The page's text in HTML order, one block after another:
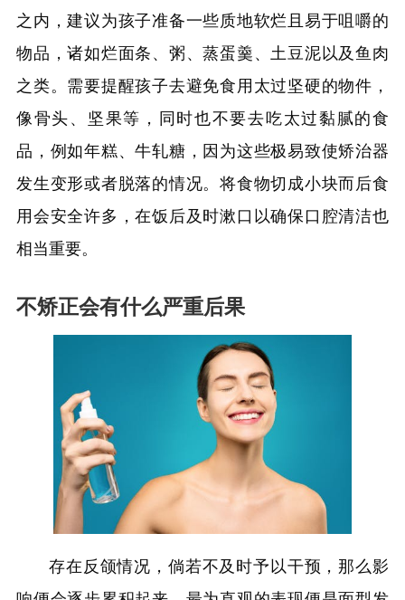
之内，建议为孩子准备一些质地软烂且易于咀嚼的
物品，诸如烂面条、粥、蒸蛋羹、土豆泥以及鱼肉
之类。需要提醒孩子去避免食用太过坚硬的物件，
像骨头、坚果等，同时也不要去吃太过黏腻的食
品，例如年糕、牛轧糖，因为这些极易致使矫治器
发生变形或者脱落的情况。将食物切成小块而后食
用会安全许多，在饭后及时漱口以确保口腔清洁也
相当重要。
不矫正会有什么严重后果
存在反颌情况，倘若不及时予以干预，那么影